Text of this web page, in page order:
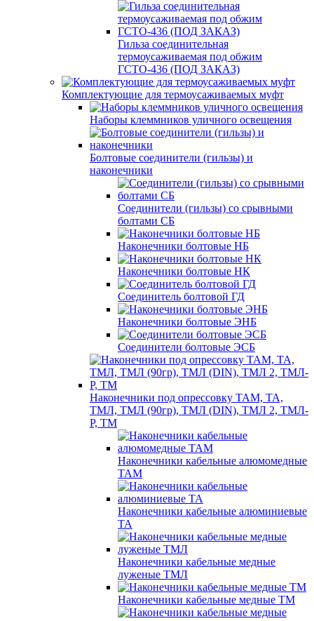
Гильза соединительная
термоусаживаемая под обжим
ГСТО-436 (ПОД ЗАКАЗ)
Комплектующие для термоусаживаемых муфт
Наборы клеммников уличного освещения
Болтовые соединители (гильзы) и
наконечники
Соединители (гильзы) со срывными
болтами СБ
Наконечники болтовые НБ
Наконечники болтовые НК
Соединитель болтовой ГД
Наконечники болтовые ЭНБ
Соединители болтовые ЭСБ
Наконечники под опрессовку ТАМ, ТА,
ТМЛ, ТМЛ (90гр), ТМЛ (DIN), ТМЛ 2, ТМЛ-
Р, ТМ
Наконечники кабельные алюмомедные
ТАМ
Наконечники кабельные алюминиевые
ТА
Наконечники кабельные медные
луженые ТМЛ
Наконечники кабельные медные ТМ